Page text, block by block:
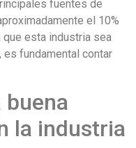
fuentes de
el 10%
que esta industria sea
fundamental contar
buena
la industria